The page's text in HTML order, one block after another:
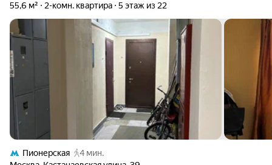
55,6 м² 2-комн. квартира 5 этаж из 22
Пионерская
4 мин.